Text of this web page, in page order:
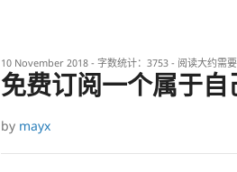
10 November 2018 - 字数统计：3753 - 阅读大约需
免费订阅一个属于
by mayx